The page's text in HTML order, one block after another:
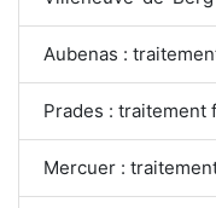
Aubenas :
Prades : traitement
Mercuer :